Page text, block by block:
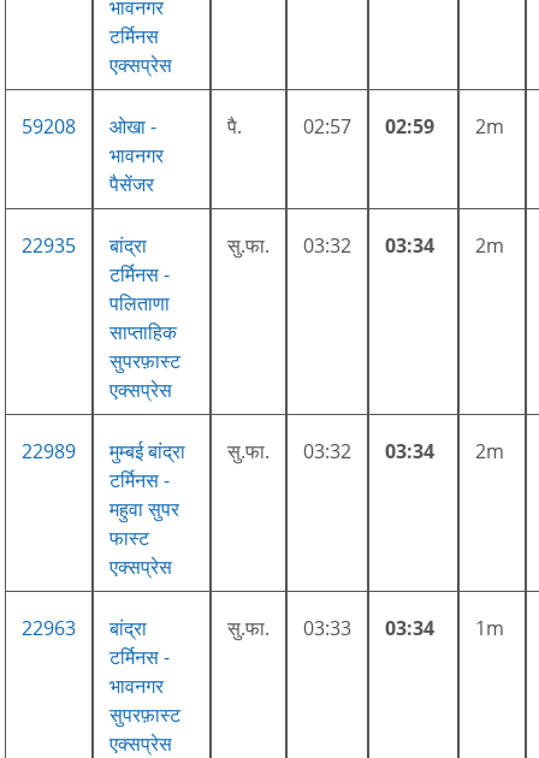
भावनगर
टर्मिनस
एक्सप्रेस
59208
ओखा -
भावनगर
पैसेंजर
पै. 02:57 02:59 2m
22935
बांद्रा
टर्मिनस -
पलिताणा
साप्ताहिक
सुपरफ़ास्ट
एक्सप्रेस
सु.फा. 03:32 03:34 2m
22989
मुम्बई बांद्रा
टर्मिनस -
महुवा सुपर
फास्ट
एक्सप्रेस
सु.फा. 03:32 03:34 2m
22963
बांद्रा
टर्मिनस -
भावनगर
सुपरफ़ास्ट
एक्सप्रेस
सु.फा. 03:33 03:34 1m